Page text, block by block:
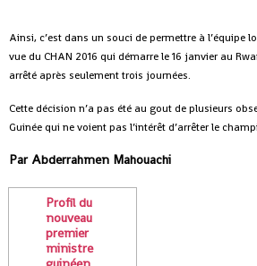
Ainsi, c’est dans un souci de permettre à l’équipe
vue du CHAN 2016 qui démarre le 16 janvier au
arrêté après seulement trois journées.
Cette décision n’a pas été au gout de plusieurs
Guinée qui ne voient pas l’intérêt d’arrêter le
Par Abderrahmen Mahouachi
Profil du
nouveau
premier
ministre